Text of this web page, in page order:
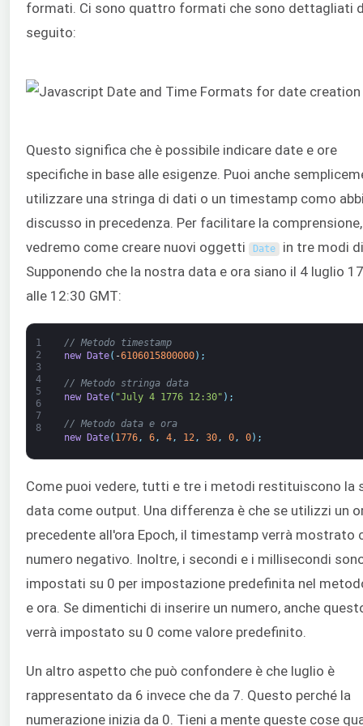
formati. Ci sono quattro formati che sono dettagliati
seguito:
Questo significa che è possibile indicare date e ore
specifiche in base alle esigenze. Puoi anche
utilizzare una stringa di dati o un timestamp como
discusso in precedenza. Per facilitare la comprensione,
vedremo come creare nuovi oggetti
Date in tre modi
Supponendo che la nostra data e ora siano il 4 luglio
alle 12:30 GMT:
1
2
3
4
5
6
7
8
// Metodo timestamp
new
Date( -6106015800000) ;
// Metodo stringa data
new Date( "July 4 1776 12:30" ) ;
// Metodo data e ora
new
Date( 1776, 6, 4, 12, 30, 0, 0) ;
Come puoi vedere, tutti e tre i metodi restituiscono la
data come output. Una differenza è che se utilizzi un
precedente all'ora Epoch, il timestamp verrà mostrato
numero negativo. Inoltre, i secondi e i millisecondi
impostati su 0 per impostazione predefinita nel
e ora. Se dimentichi di inserire un numero, anche
verrà impostato su 0 come valore predefinito.
Un altro aspetto che può confondere è che luglio è
rappresentato da 6 invece che da 7. Questo perché la
numerazione inizia da 0. Tieni a mente queste cose